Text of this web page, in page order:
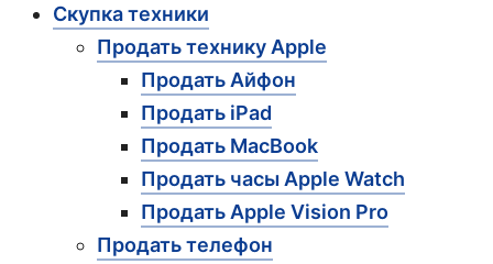
Скупка техники
Продать технику Apple
Продать Айфон
Продать iPad
Продать MacBook
Продать часы Apple Watch
Продать Apple Vision Pro
Продать телефон